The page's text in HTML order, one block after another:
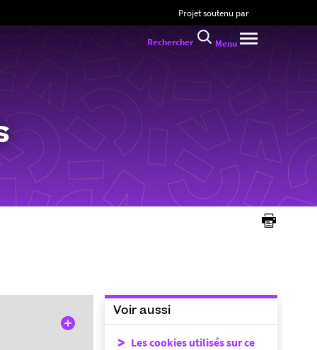
Projet soutenu par
Rechercher Menu
Voir aussi
Les cookies utilisés sur ce